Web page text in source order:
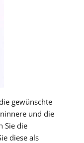
gewünschte
und die
Sie die
diese als